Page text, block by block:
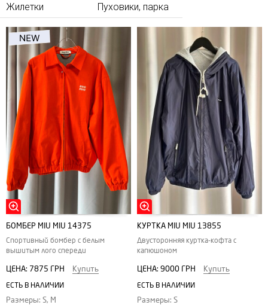
Жилетки
Пуховики, парка
БОМБЕР MIU MIU 14375
Спортивный бомбер с белым
вышитым лого спереди
ЦЕНА: 7875 ГРН Купить
ЕСТЬ В НАЛИЧИИ
Размеры: S, M
КУРТКА MIU MIU 13855
Двусторонняя куртка-кофта с
капюшоном
ЦЕНА: 9000 ГРН Купить
ЕСТЬ В НАЛИЧИИ
Размеры: S